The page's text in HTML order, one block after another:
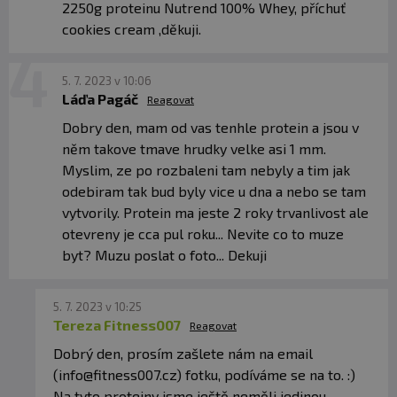
protihrudkujúcu látku fosforečnan vápenatý), 24 %
srvátkový proteínový izolát
protihrudkujúca látka oxid kremičitý, chlorid sodný, zmes
tráviacich enzýmov Digezyme® (amyláza, proteáza,
steviolu.môže obsahovať stopy sóje.
Jahodová príchuť:78 %srvátkový proteínový
koncentrát (obsahuje slnečnicový lecitín a
protihrudkujúcu látku fosforečnan vápenatý), 16 %
srvátkový proteínový izolát(obsahuje slnečnicový
lecitín), aróma,bezlepková pšeničná vláknina
stabilizátory akáciová a xantánová guma, koncentrát z
červenej repy, protihrudkujúca látka oxid kremičitý,
sukralóza a glykozidy steviolu.
Karamelová príchuť latte:80 %srvátkový
proteínový koncentrát(obsahuje slnečnicový lecitín a
2250g proteinu Nutrend 100% Whey, příchuť
cookies cream ,děkuji.
5. 7. 2023 v 10:06
Láďa Pagáč Reagovat
Dobry den, mam od vas tenhle protein a jsou v
něm takove tmave hrudky velke asi 1 mm.
Myslim, ze po rozbaleni tam nebyly a tim jak
odebiram tak bud byly vice u dna a nebo se tam
vytvorily. Protein ma jeste 2 roky trvanlivost ale
otevreny je cca pul roku... Nevite co to muze
byt? Muzu poslat o foto... Dekuji
5. 7. 2023 v 10:25
Tereza Fitness007 Reagovat
Dobrý den, prosím zašlete nám na email
(info@fitness007.cz) fotku, podíváme se na to. :)